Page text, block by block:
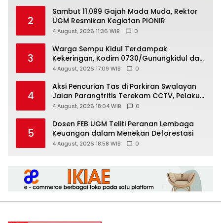
2
Sambut 11.099 Gajah Mada Muda, Rektor
UGM Resmikan Kegiatan PIONIR
4 August, 2026 11:36 WIB 0
3
Warga Sempu Kidul Terdampak
Kekeringan, Kodim 0730/Gunungkidul dan
BPBD Bergerak Salurkan Air Bersih
4 August, 2026 17:09 WIB 0
4
Aksi Pencurian Tas di Parkiran Swalayan
Jalan Parangtritis Terekam CCTV, Pelaku
Ditangkap
4 August, 2026 18:04 WIB 0
5
Dosen FEB UGM Teliti Peranan Lembaga
Keuangan dalam Menekan Deforestasi
4 August, 2026 18:58 WIB 0